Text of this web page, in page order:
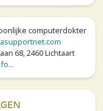
computerdokter
68, 2460 Lichtaart